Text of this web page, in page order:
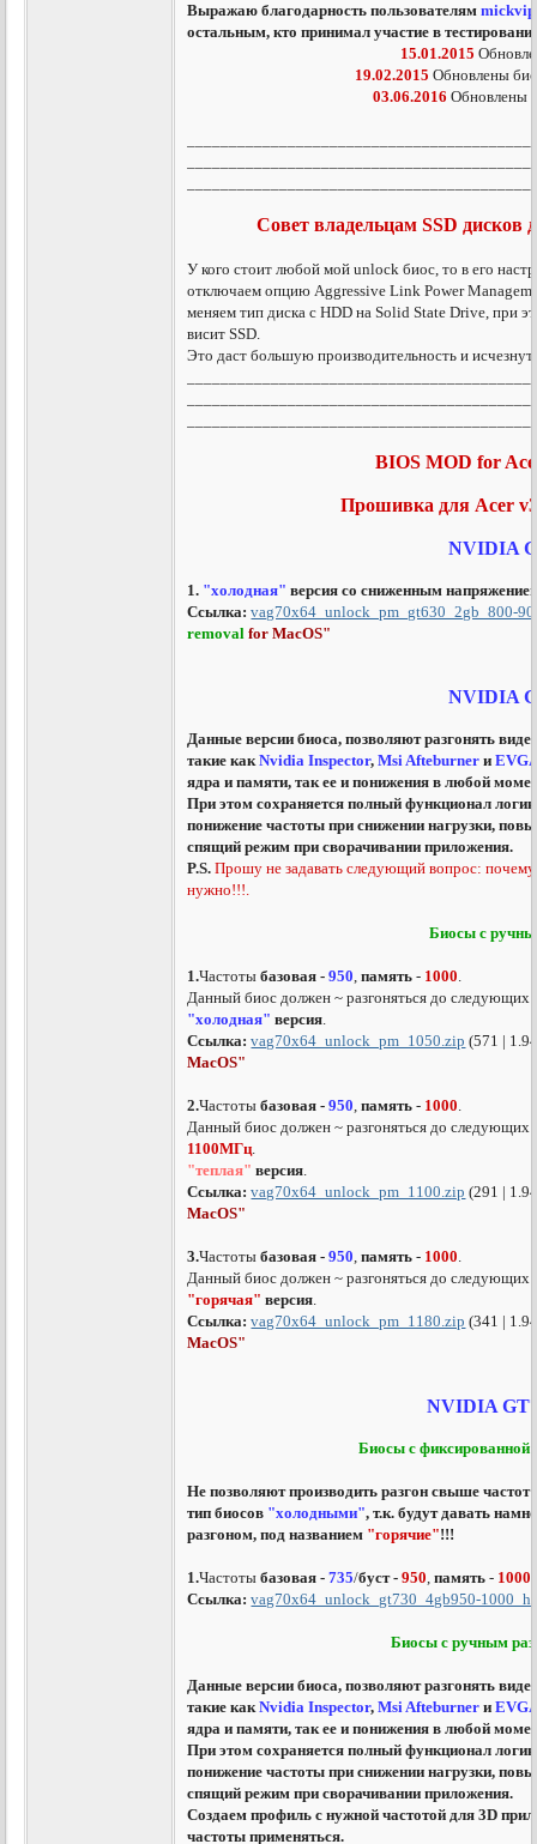
Выражаю благодарность пользователям
остальным, кто принимал участие в
15.01.2015
19.02.2015 Обновлены
03.06.2016 Обновлены
Совет владельцам SSD дисков
У кого стоит любой мой unlock биос, то в его
отключаем опцию Aggressive Link Power
меняем тип диска с HDD на Solid State Drive, при
висит SSD.
Это даст большую производительность и
BIOS MOD for
Прошивка для Acer
NVIDIA
1. "холодная" версия со сниженным
Ссылка: vag70x64_unlock_pm_gt630_2gb_800-
removalforMacOS"
NVIDIA
Данные версии биоса, позволяют разгонять
такие какNvidia Inspector,Msi Afteburner и
ядра и памяти, так ее и понижения в любой
При этом сохраняется полный функционал
понижение частоты при снижении нагрузки,
спящий режим при сворачивании приложения.
P.S. Прошу не задавать следующий вопрос:
нужно!!!.
Биосы с
1.Частотыбазовая -950,память - 1000.
Данный биос должен ~ разгоняться до следующих
"холодная" версия.
Ссылка: vag70x64_unlock_pm_1050.zip (571 |
MacOS"
2.Частотыбазовая -950, память - 1000.
Данный биос должен ~ разгоняться до следующих
1100МГц.
"теплая" версия.
Ссылка: vag70x64_unlock_pm_1100.zip (291 |
MacOS"
3.Частотыбазовая -950,память - 1000.
Данный биос должен ~ разгоняться до следующих
"горячая" версия.
Ссылка: vag70x64_unlock_pm_1180.zip (341 |
MacOS"
NVIDIA
Биосы с фиксированной
Не позволяют производить разгон свыше
тип биосов "холодными", т.к. будут давать
разгоном, под названием "горячие"!!!
1.Частотыбазовая -735/буст -950,память - 1000
Ссылка: vag70x64_unlock_gt730_4gb950-
Биосы с ручным
Данные версии биоса, позволяют разгонять
такие какNvidia Inspector,Msi Afteburner и
ядра и памяти, так ее и понижения в любой
При этом сохраняется полный функционал
понижение частоты при снижении нагрузки,
спящий режим при сворачивании приложения.
Создаем профиль с нужной частотой для 3D
частоты применяться.